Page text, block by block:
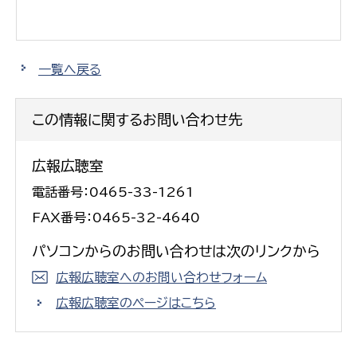
一覧へ戻る
この情報に関するお問い合わせ先
広報広聴室
電話番号：0465-33-1261
FAX番号：0465-32-4640
パソコンからのお問い合わせは次のリンクから
広報広聴室へのお問い合わせフォーム
広報広聴室のページはこちら